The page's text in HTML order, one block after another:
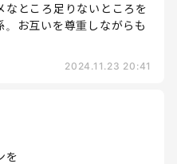
なところ足りないところを
お互いを尊重しながらも
2024.11.23 20:41
を